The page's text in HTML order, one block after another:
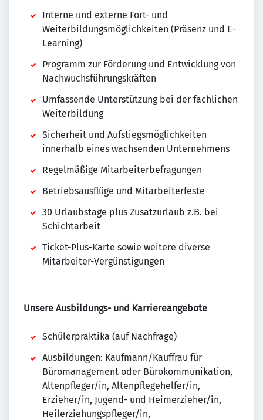
Interne und externe Fort- und
Weiterbildungsmöglichkeiten (Präsenz und E-
Learning)
Programm zur Förderung und Entwicklung von
Nachwuchsführungskräften
Umfassende Unterstützung bei der fachlichen
Weiterbildung
Sicherheit und Aufstiegsmöglichkeiten
innerhalb eines wachsenden Unternehmens
Regelmäßige Mitarbeiterbefragungen
Betriebsausflüge und Mitarbeiterfeste
30 Urlaubstage plus Zusatzurlaub z.B. bei
Schichtarbeit
Ticket-Plus-Karte sowie weitere diverse
Mitarbeiter-Vergünstigungen
Unsere Ausbildungs- und Karriereangebote
Schülerpraktika (auf Nachfrage)
Ausbildungen: Kaufmann/Kauffrau für
Büromanagement oder Bürokommunikation,
Altenpfleger/in, Altenpflegehelfer/in,
Erzieher/in, Jugend- und Heimerzieher/in,
Heilerziehungspfleger/in,